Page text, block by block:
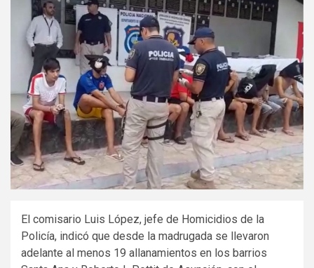
El comisario Luis López, jefe de Homicidios de la
Policía, indicó que desde la madrugada se llevaron
adelante al menos 19 allanamientos en los barrios